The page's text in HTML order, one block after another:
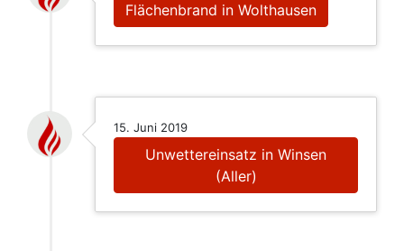
Flächenbrand in Wolthausen
15. Juni 2019
Unwettereinsatz in Winsen
(Aller)